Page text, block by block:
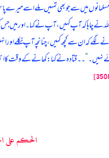
میں سے جو بھی تمہیں ملے اسے میرے
نے چاہا کہ آپ کہیں، آپ نے کہا۔ اور
لگے کہ ان سے کچھ کہیں، چنانچہ آپ نکلے اور
نہیں۔“۔۔ قتادہ نے کہا: کھانے کے وقت کا
الحكم على